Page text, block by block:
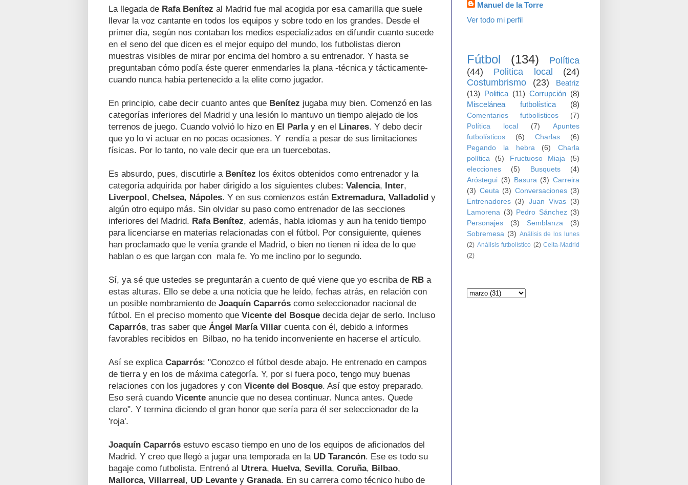
La llegada de Rafa Benítez al Madrid fue mal acogida por esa camarilla que suele
llevar la voz cantante en todos los equipos y sobre todo en los grandes. Desde el
primer día, según nos contaban los medios especializados en difundir cuanto sucede
en el seno del que dicen es el mejor equipo del mundo, los futbolistas dieron
muestras visibles de mirar por encima del hombro a su entrenador. Y hasta se
preguntaban cómo podía éste querer enmendarles la plana -técnica y tácticamente-
cuando nunca había pertenecido a la elite como jugador.
En principio, cabe decir cuanto antes que Benítez jugaba muy bien. Comenzó en las
categorías inferiores del Madrid y una lesión lo mantuvo un tiempo alejado de los
terrenos de juego. Cuando volvió lo hizo en El Parlay en el Linares. Y debo decir
que yo lo vi actuar en no pocas ocasiones. Y rendía a pesar de sus limitaciones
físicas. Por lo tanto, no vale decir que era un tuercebotas.
Es absurdo, pues, discutirle a Benítez los éxitos obtenidos como entrenador y la
categoría adquirida por haber dirigido a los siguientes clubes: Valencia, Inter,
Liverpool, Chelsea, Nápoles. Y en sus comienzos están Extremadura, Valladolid y
algún otro equipo más. Sin olvidar su paso como entrenador de las secciones
inferiores del Madrid. Rafa Benítez, además, habla idiomas y aun ha tenido tiempo
para licenciarse en materias relacionadas con el fútbol. Por consiguiente, quienes
han proclamado que le venía grande el Madrid, o bien no tienen ni idea de lo que
hablan o es que largan con mala fe. Yo me inclino por lo segundo.
Sí, ya sé que ustedes se preguntarán a cuento de qué viene que yo escriba de RB a
estas alturas. Ello se debe a una noticia que he leído, fechas atrás, en relación con
un posible nombramiento de Joaquín Caparrós como seleccionador nacional de
fútbol. En el preciso momento que Vicente del Bosque decida dejar de serlo. Incluso
Caparrós, tras saber que Ángel María Villar cuenta con él, debido a informes
favorables recibidos en Bilbao, no ha tenido inconveniente en hacerse el artículo.
Así se explica Caparrós: "Conozco el fútbol desde abajo. He entrenado en campos
de tierra y en los de máxima categoría. Y, por si fuera poco, tengo muy buenas
relaciones con los jugadores y con Vicente del Bosque. Así que estoy preparado.
Eso será cuando Vicente anuncie que no desea continuar. Nunca antes. Quede
claro". Y termina diciendo el gran honor que sería para él ser seleccionador de la
'roja'.
Joaquín Caparrós estuvo escaso tiempo en uno de los equipos de aficionados del
Madrid. Y creo que llegó a jugar una temporada en la UD Tarancón. Ese es todo su
bagaje como futbolista. Entrenó al Utrera, Huelva, Sevilla, Coruña, Bilbao,
Mallorca, Villarreal, UD Levante y Granada. En su carrera como técnico hubo de
Manuel de la Torre
Ver todo mi perfil
Fútbol (134)
Política
(44)
Politica local
(24)
Costumbrismo
(23)
Beatriz
(13) Politica (11) Corrupción (8)
Miscelánea futbolística
(8)
Comentarios futbolísticos
(7)
Política local
(7)
Apuntes
futbolísticos
(6) Charlas
(6)
Pegando la hebra
(6)
Charla
política
(5) Fructuoso Miaja
(5)
elecciones
(5) Busquets
(4)
Aróstegui (3) Basura (3) Carreira
(3) Ceuta (3) Conversaciones (3)
Entrenadores (3) Juan Vivas
(3)
Lamorena (3) Pedro Sánchez (3)
Personajes
(3) Semblanza
(3)
Sobremesa (3) Análisis de los lunes
(2) Análisis futbolístico (2) Celta-Madrid
(2)